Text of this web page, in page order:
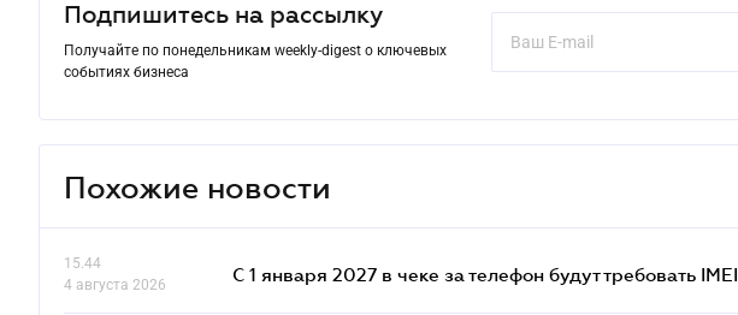
Подпишитесь на рассылку
Получайте по понедельникам weekly-digest о ключевых
событиях бизнеса
Похожие новости
15.44
4 августа 2026
С 1 января 2027 в чеке за телефон будут требовать IMEI